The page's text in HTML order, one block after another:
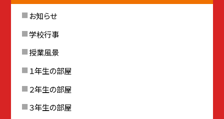
お知らせ
学校行事
授業風景
１年生の部屋
２年生の部屋
３年生の部屋